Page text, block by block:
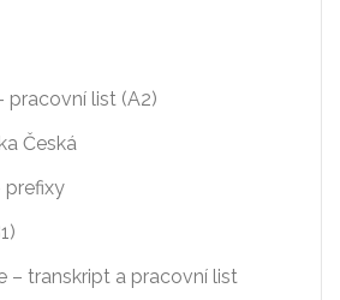
pracovní list (A2)
Česká
prefixy
– transkript a pracovní list